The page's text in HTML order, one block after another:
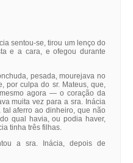
sentou-se, tirou um lenço do
e a cara, e ofegou durante
pesada, mourejava no
por culpa do sr. Mateus, que,
agora — o coração da
muita vez para a sra. Inácia
aferro ao dinheiro, que não
qual havia, ou podia haver,
tinha três filhas.
a sra. Inácia, depois de